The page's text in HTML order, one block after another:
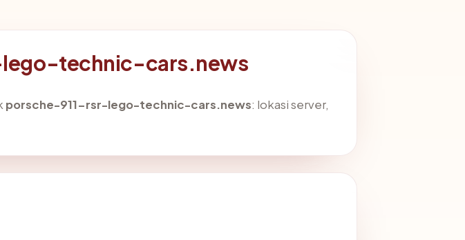
lego-technic-cars.news
porsche-911-rsr-lego-technic-cars.news: lokasi server,